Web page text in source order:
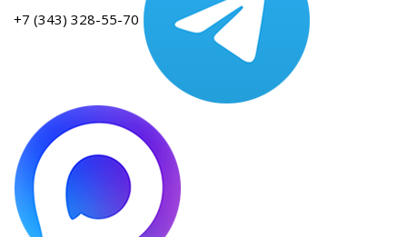
+7 (343) 328-55-70